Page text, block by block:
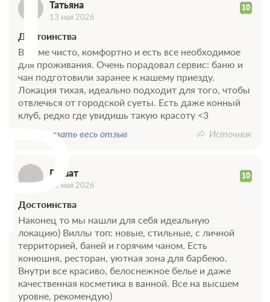
Татьяна 10
13 мая 2026
Достоинства
В доме чисто, комфортно и есть все необходимое
для проживания. Очень порадовал сервис: баню и
чан подготовили заранее к нашему приезду.
Локация тихая, идеально подходит для того, чтобы
отвлечься от городской суеты. Есть даже конный
клуб, редко где увидишь такую красоту <3
Показать весь отзыв
Источник
Ришат 10
13 мая 2026
Достоинства
Наконец то мы нашли для себя идеальную
локацию) Виллы топ: новые, стильные, с личной
территорией, баней и горячим чаном. Есть
конюшня, ресторан, уютная зона для барбекю.
Внутри все красиво, белоснежное белье и даже
качественная косметика в ванной. Все на высшем
уровне, рекомендую)